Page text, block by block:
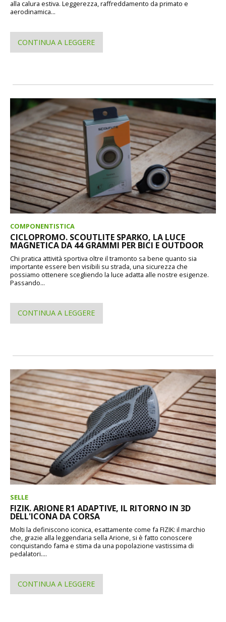
alla calura estiva. Leggerezza, raffreddamento da primato e
aerodinamica...
CONTINUA A LEGGERE
COMPONENTISTICA
CICLOPROMO. SCOUTLITE SPARKO, LA LUCE
MAGNETICA DA 44 GRAMMI PER BICI E OUTDOOR
Chi pratica attività sportiva oltre il tramonto sa bene quanto sia
importante essere ben visibili su strada, una sicurezza che
possiamo ottenere scegliendo la luce adatta alle nostre esigenze.
Passando...
CONTINUA A LEGGERE
SELLE
FIZIK. ARIONE R1 ADAPTIVE, IL RITORNO IN 3D
DELL'ICONA DA CORSA
Molti la definiscono iconica, esattamente come fa FIZIK: il marchio
che, grazie alla leggendaria sella Arione, si è fatto conoscere
conquistando fama e stima da una popolazione vastissima di
pedalatori....
CONTINUA A LEGGERE